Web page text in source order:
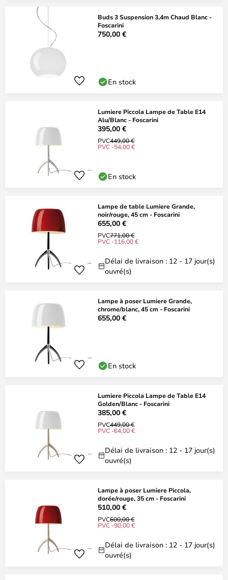
Buds 3 Suspension 3,4m Chaud Blanc -
Foscarini
750,00 €
En stock
Lumiere Piccola Lampe de Table E14
Alu/Blanc - Foscarini
395,00 €
PVC449,00 €
PVC -54,00 €
En stock
Lampe de table Lumiere Grande,
noir/rouge, 45 cm - Foscarini
655,00 €
PVC771,00 €
PVC -116,00 €
Délai de livraison : 12 - 17 jour(s)
ouvré(s)
Lampe à poser Lumiere Grande,
chrome/blanc, 45 cm - Foscarini
655,00 €
En stock
Lumiere Piccola Lampe de Table E14
Golden/Blanc - Foscarini
385,00 €
PVC449,00 €
PVC -64,00 €
Délai de livraison : 12 - 17 jour(s)
ouvré(s)
Lampe à poser Lumiere Piccola,
dorée/rouge, 35 cm - Foscarini
510,00 €
PVC600,00 €
PVC -90,00 €
Délai de livraison : 12 - 17 jour(s)
ouvré(s)